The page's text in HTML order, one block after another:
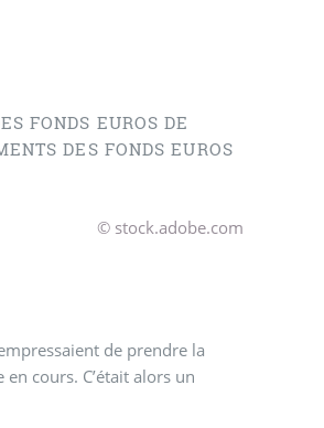
FONDS EUROS DE
DES FONDS EUROS
© stock.adobe.com
de prendre la
cours. C’était alors un